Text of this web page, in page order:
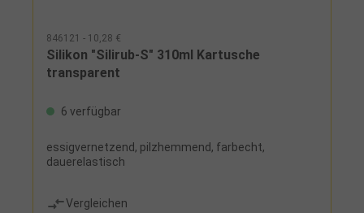
846121 - 10,28 €
Silikon "Silirub-S" 310ml Kartusche
transparent
6 verfügbar
essigvernetzend, pilzhemmend, farbecht,
dauerelastisch
Vergleichen